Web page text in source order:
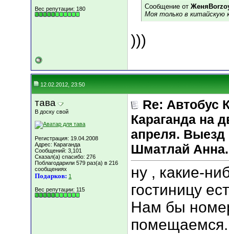
Вес репутации: 180 Сообщение от
Моя только в китайскую
)))
12.02.2012, 23:50
тава
В доску свой
Регистрация: 19.04.2008
Адрес: Караганда
Сообщений: 3,101
Сказал(а) спасибо: 276
Поблагодарили 579 раз(а) в 216
сообщениях
Подарков: 1
Вес репутации: 115
Re: Автобус
Караганда на
апреля. Выезд
Шматлай Анна.
ну , какие-
гостиницу
Нам бы